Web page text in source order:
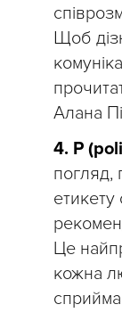
Щоб
Алана
4. P
погляд,
Це
кожна